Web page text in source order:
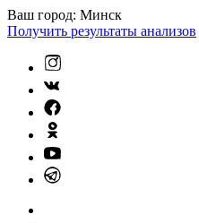
Ваш город: Минск
Получить результаты анализов